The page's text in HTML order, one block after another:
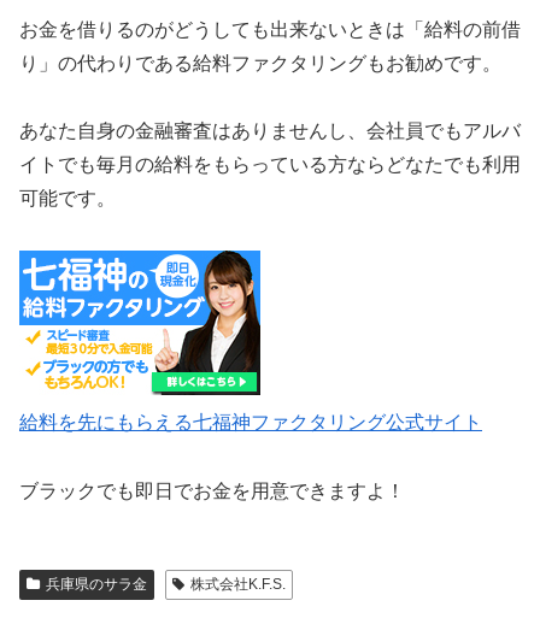
お金を借りるのがどうしても出来ないときは「給料の前借
り」の代わりである給料ファクタリングもお勧めです。
あなた自身の金融審査はありませんし、会社員でもアルバ
イトでも毎月の給料をもらっている方ならどなたでも利用
可能です。
給料を先にもらえる七福神ファクタリング公式サイト
ブラックでも即日でお金を用意できますよ！
兵庫県のサラ金 株式会社K.F.S.